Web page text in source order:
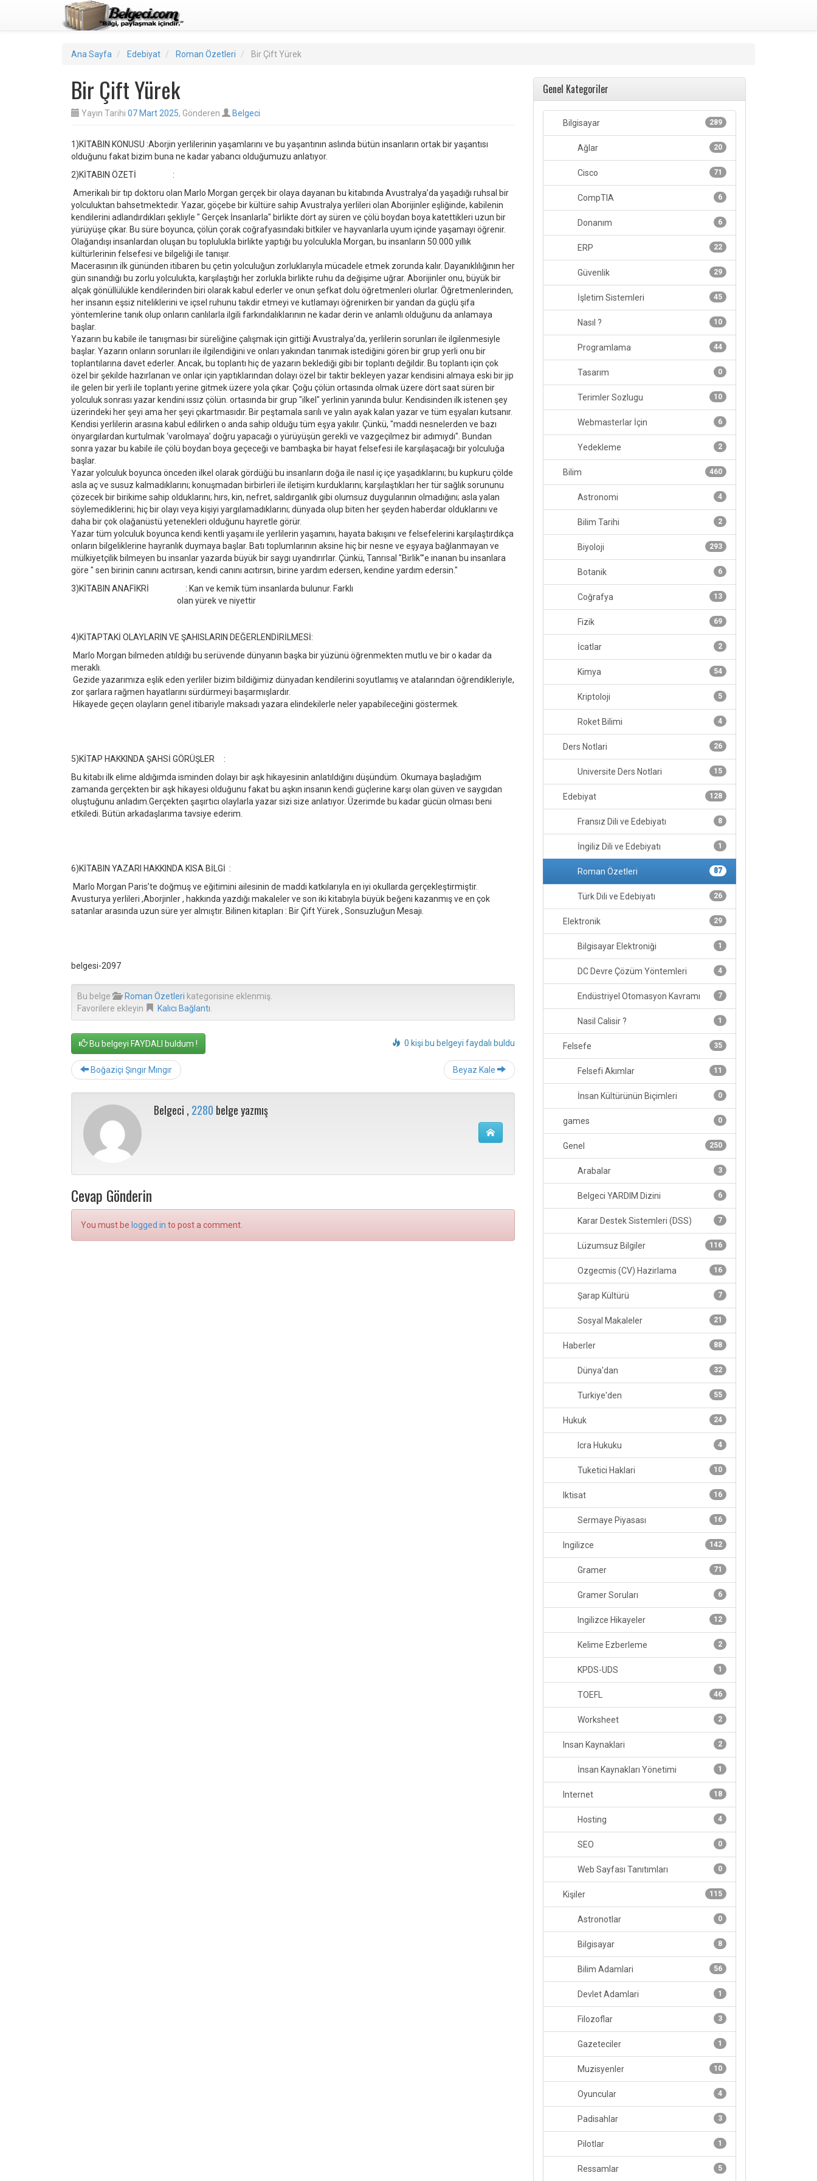
Ana Sayfa Edebiyat Roman Özetleri Bir Çift Yürek
Bir Çift Yürek
Yayın Tarihi 07 Mart 2025, Gönderen Belgeci
1)KİTABIN KONUSU :Aborjin yerlilerinin yaşamlarını ve bu yaşantının aslında bütün insanların ortak bir yaşantısı
olduğunu fakat bizim buna ne kadar yabancı olduğumuzu anlatıyor.
2)KİTABIN ÖZETİ :
Amerikalı bir tıp doktoru olan Marlo Morgan gerçek bir olaya dayanan bu kitabında Avustralya’da yaşadığı ruhsal bir
yolculuktan bahsetmektedir. Yazar, göçebe bir kültüre sahip Avustralya yerlileri olan Aborijinler eşliğinde, kabilenin
kendilerini adlandırdıkları şekliyle " Gerçek İnsanlarla" birlikte dört ay süren ve çölü boydan boya katettikleri uzun bir
yürüyüşe çıkar. Bu süre boyunca, çölün çorak coğrafyasındaki bitkiler ve hayvanlarla uyum içinde yaşamayı öğrenir.
Olağandışı insanlardan oluşan bu toplulukla birlikte yaptığı bu yolculukla Morgan, bu insanların 50.000 yıllık
kültürlerinin felsefesi ve bilgeliği ile tanışır.
Macerasının ilk gününden itibaren bu çetin yolculuğun zorluklarıyla mücadele etmek zorunda kalır. Dayanıklılığının her
gün sınandığı bu zorlu yolculukta, karşılaştığı her zorlukla birlikte ruhu da değişime uğrar. Aborijinler onu, büyük bir
alçak gönüllülükle kendilerinden biri olarak kabul ederler ve onun şefkat dolu öğretmenleri olurlar. Öğretmenlerinden,
her insanın eşsiz niteliklerini ve içsel ruhunu takdir etmeyi ve kutlamayı öğrenirken bir yandan da güçlü şifa
yöntemlerine tanık olup onların canlılarla ilgili farkındalıklarının ne kadar derin ve anlamlı olduğunu da anlamaya
başlar.
Yazarın bu kabile ile tanışması bir süreliğine çalışmak için gittiği Avustralya’da, yerlilerin sorunları ile ilgilenmesiyle
başlar. Yazarın onların sorunları ile ilgilendiğini ve onları yakından tanımak istediğini gören bir grup yerli onu bir
toplantılarına davet ederler. Ancak, bu toplantı hiç de yazarın beklediği gibi bir toplantı değildir. Bu toplantı için çok
özel bir şekilde hazırlanan ve onlar için yaptıklarından dolayı özel bir taktir bekleyen yazar kendisini almaya eski bir jip
ile gelen bir yerli ile toplantı yerine gitmek üzere yola çıkar. Çoğu çölün ortasında olmak üzere dört saat süren bir
yolculuk sonrası yazar kendini ıssız çölün. ortasında bir grup "ilkel" yerlinin yanında bulur. Kendisinden ilk istenen şey
üzerindeki her şeyi ama her şeyi çıkartmasıdır. Bir peştamala sarılı ve yalın ayak kalan yazar ve tüm eşyaları kutsanır.
Kendisi yerlilerin arasına kabul edilirken o anda sahip olduğu tüm eşya yakılır. Çünkü, "maddi nesnelerden ve bazı
önyargılardan kurtulmak ‘varolmaya’ doğru yapacağı o yürüyüşün gerekli ve vazgeçilmez bir adımıydı". Bundan
sonra yazar bu kabile ile çölü boydan boya geçeceği ve bambaşka bir hayat felsefesi ile karşılaşacağı bir yolculuğa
başlar.
Yazar yolculuk boyunca önceden ilkel olarak gördüğü bu insanların doğa ile nasıl iç içe yaşadıklarını; bu kupkuru çölde
asla aç ve susuz kalmadıklarını; konuşmadan birbirleri ile iletişim kurduklarını; karşılaştıkları her tür sağlık sorununu
çözecek bir birikime sahip olduklarını; hırs, kin, nefret, saldırganlık gibi olumsuz duygularının olmadığını; asla yalan
söylemediklerini; hiç bir olayı veya kişiyi yargılamadıklarını; dünyada olup biten her şeyden haberdar olduklarını ve
daha bir çok olağanüstü yetenekleri olduğunu hayretle görür.
Yazar tüm yolculuk boyunca kendi kentli yaşamı ile yerlilerin yaşamını, hayata bakışını ve felsefelerini karşılaştırdıkça
onların bilgeliklerine hayranlık duymaya başlar. Batı toplumlarının aksine hiç bir nesne ve eşyaya bağlanmayan ve
mülkiyetçilik bilmeyen bu insanlar yazarda büyük bir saygı uyandırırlar. Çünkü, Tanrısal "Birlik"’e inanan bu insanlara
göre " sen birinin canını acıtırsan, kendi canını acıtırsın, birine yardım edersen, kendine yardım edersin."
3)KİTABIN ANAFİKRİ : Kan ve kemik tüm insanlarda bulunur. Farklı
olan yürek ve niyettir
4)KİTAPTAKİ OLAYLARIN VE ŞAHISLARIN DEĞERLENDİRİLMESİ:
Marlo Morgan bilmeden atıldığı bu serüvende dünyanın başka bir yüzünü öğrenmekten mutlu ve bir o kadar da
meraklı.
Gezide yazarımıza eşlik eden yerliler bizim bildiğimiz dünyadan kendilerini soyutlamış ve atalarından öğrendikleriyle,
zor şarlara rağmen hayatlarını sürdürmeyi başarmışlardır.
Hikayede geçen olayların genel itibariyle maksadı yazara elindekilerle neler yapabileceğini göstermek.
5)KİTAP HAKKINDA ŞAHSİ GÖRÜŞLER :
Bu kitabı ilk elime aldığımda isminden dolayı bir aşk hikayesinin anlatıldığını düşündüm. Okumaya başladığım
zamanda gerçekten bir aşk hikayesi olduğunu fakat bu aşkın insanın kendi güçlerine karşı olan güven ve saygıdan
oluştuğunu anladım.Gerçekten şaşırtıcı olaylarla yazar sizi size anlatıyor. Üzerimde bu kadar gücün olması beni
etkiledi. Bütün arkadaşlarıma tavsiye ederim.
6)KİTABIN YAZARI HAKKINDA KISA BİLGİ :
Marlo Morgan Paris’te doğmuş ve eğitimini ailesinin de maddi katkılarıyla en iyi okullarda gerçekleştirmiştir.
Avusturya yerlileri ,Aborjinler , hakkında yazdığı makaleler ve son iki kitabıyla büyük beğeni kazanmış ve en çok
satanlar arasında uzun süre yer almıştır. Bilinen kitapları : Bir Çift Yürek , Sonsuzluğun Mesajı.
belgesi-2097
Bu belge Roman Özetleri kategorisine eklenmiş.
Favorilere ekleyin
Kalıcı Bağlantı
0 kişi bu belgeyi faydalı buldu
Bu belgeyi FAYDALI buldum !
Boğaziçi Şıngır Mıngır Beyaz Kale
Belgeci , 2280 belge yazmış
Cevap Gönderin
You must be logged in to post a comment.
Genel Kategoriler
289
Bilgisayar
20
Ağlar
71
Cisco
6
CompTIA
6
Donanım
22
ERP
29
Güvenlik
45
İşletim Sistemleri
10
Nasıl ?
44
Programlama
0
Tasarım
10
Terimler Sozlugu
6
Webmasterlar İçin
2
Yedekleme
460
Bilim
4
Astronomi
2
Bilim Tarihi
293
Biyoloji
6
Botanik
13
Coğrafya
69
Fizik
2
İcatlar
54
Kimya
5
Kriptoloji
4
Roket Bilimi
26
Ders Notlari
15
Universite Ders Notlari
128
Edebiyat
8
Fransız Dili ve Edebiyatı
1
İngiliz Dili ve Edebiyatı
87
Roman Özetleri
26
Türk Dili ve Edebiyatı
29
Elektronik
1
Bilgisayar Elektroniği
4
DC Devre Çözüm Yöntemleri
7
Endüstriyel Otomasyon Kavramı
1
Nasil Calisir ?
35
Felsefe
11
Felsefi Akımlar
0
İnsan Kültürünün Biçimleri
0
games
250
Genel
3
Arabalar
6
Belgeci YARDIM Dizini
7
Karar Destek Sistemleri (DSS)
116
Lüzumsuz Bilgiler
16
Ozgecmis (CV) Hazirlama
7
Şarap Kültürü
21
Sosyal Makaleler
88
Haberler
32
Dünya'dan
55
Turkiye'den
24
Hukuk
4
Icra Hukuku
10
Tuketici Haklari
16
Iktisat
16
Sermaye Piyasası
142
Ingilizce
71
Gramer
6
Gramer Soruları
12
Ingilizce Hikayeler
2
Kelime Ezberleme
1
KPDS-UDS
46
TOEFL
2
Worksheet
2
Insan Kaynaklari
1
İnsan Kaynakları Yönetimi
18
Internet
4
Hosting
0
SEO
0
Web Sayfası Tanıtımları
115
Kişiler
0
Astronotlar
8
Bilgisayar
56
Bilim Adamlari
1
Devlet Adamlari
3
Filozoflar
1
Gazeteciler
10
Muzisyenler
4
Oyuncular
3
Padisahlar
1
Pilotlar
5
Ressamlar